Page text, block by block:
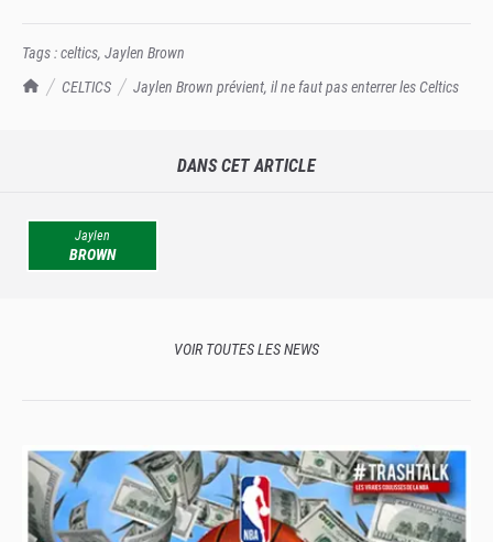
TrashTalk Actu NBA
CELTICS Jaylen Brown prévient, il ne faut pas enterrer les Celtics
Tags :celtics, Jaylen Brown
DANS CET ARTICLE
Jaylen
BROWN
VOIR TOUTES LES NEWS